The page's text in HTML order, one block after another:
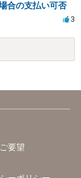
合の支払い可否
3
要望